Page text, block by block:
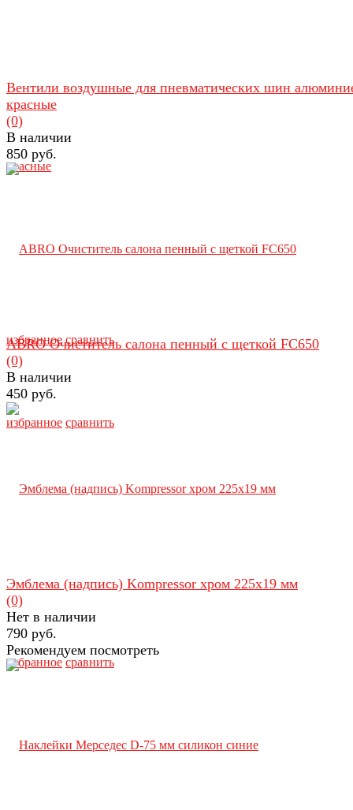
избранное сравнить
Вентили воздушные для пневматических шин
красные
(0)
В наличии
850 руб.
избранное сравнить
ABRO Очиститель салона пенный с щеткой FC650
(0)
В наличии
450 руб.
избранное сравнить
Эмблема (надпись) Kompressor хром 225х19 мм
(0)
Нет в наличии
790 руб.
Рекомендуем посмотреть